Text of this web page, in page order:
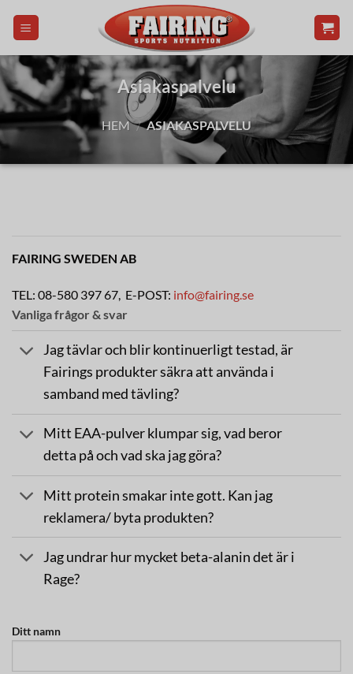
Asiakaspalvelu
HEM / ASIAKASPALVELU
FAIRING SWEDEN AB
TEL: 08-580 397 67, E-POST: info@fairing.se
Vanliga frågor & svar
Jag tävlar och blir kontinuerligt testad, är
Fairings produkter säkra att använda i
samband med tävling?
Mitt EAA-pulver klumpar sig, vad beror
detta på och vad ska jag göra?
Mitt protein smakar inte gott. Kan jag
reklamera/ byta produkten?
Jag undrar hur mycket beta-alanin det är i
Rage?
Ditt namn